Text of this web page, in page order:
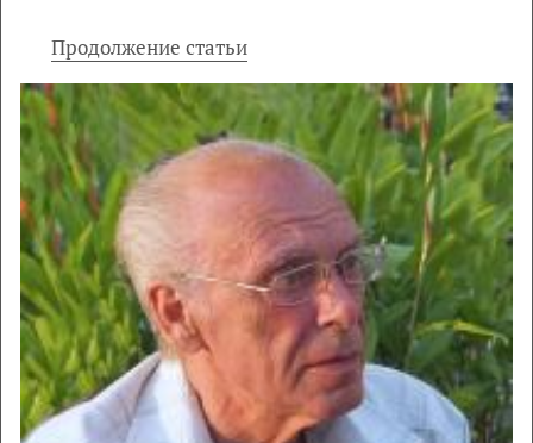
Продолжение статьи